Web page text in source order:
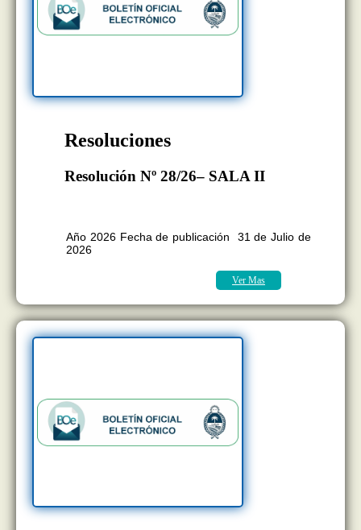
Resoluciones
Resolución Nº 28/26– SALA II
Año 2026 Fecha de publicación 31 de Julio de
2026
Ver Mas